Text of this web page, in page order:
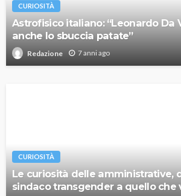
CURIOSITÀ
Astrofisico italiano: “Leonardo Da
anche lo sbuccia patate”
Redazione 7 anni ago
CURIOSITÀ
Le curiosità delle amministrative,
sindaco transgender a quello che